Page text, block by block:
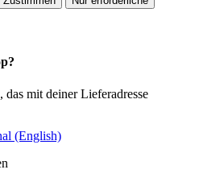
, das mit deiner Lieferadresse
(English)